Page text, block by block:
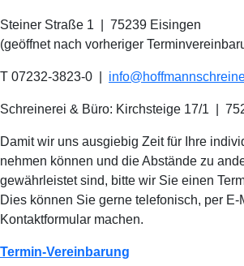
Steiner Straße 1 | 75239 Eisingen
(geöffnet nach vorheriger
T 07232-3823-0
Schreinerei & Büro: Kirchsteige 17/1
Damit wir uns ausgiebig Zeit für Ihre
nehmen können und die Abstände zu
gewährleistet sind, bitte wir Sie einen
Dies können Sie gerne telefonisch, per
Kontaktformular machen.
Termin-Vereinbarung